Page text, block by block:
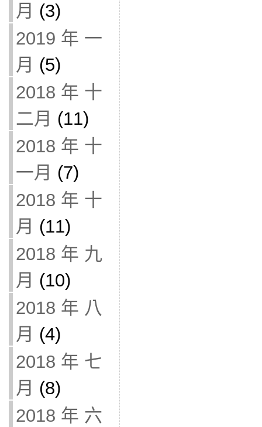
月 (3)
2019 年 一
月 (5)
2018 年 十
二月 (11)
2018 年 十
一月 (7)
2018 年 十
月 (11)
2018 年 九
月 (10)
2018 年 八
月 (4)
2018 年 七
月 (8)
2018 年 六